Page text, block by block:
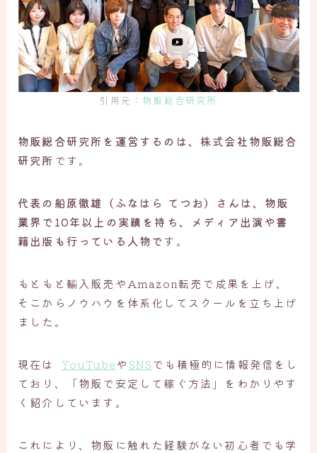
引用元： 物販総合研究所
物販総合研究所を運営するのは、株式会社物販総合
研究所 です。
代表の船原徹雄（ふなはら てつお）さんは、物販
業界で10年以上の実績を持ち、メディア出演や書
籍出版も行っている人物です。
もともと輸入販売やAmazon転売で成果を上げ、
そこからノウハウを体系化してスクールを立ち上げ
ました。
現在は YouTubeやSNSでも積極的に情報発信をし
ており、「物販で安定して稼ぐ方法」をわかりやす
く紹介しています。
これにより、物販に触れた経験がない初心者でも学